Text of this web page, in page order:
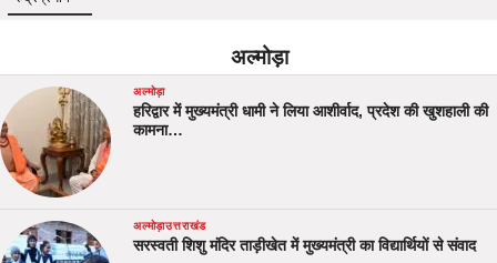
अल्मोड़ा
अल्मोड़ा
हरिद्वार में मुख्यमंत्री धामी ने लिया आशीर्वाद, प्रदेश की खुशहाली की
कामना…
अल्मोड़ाउत्तराखंड
सरस्वती शिशु मंदिर ताड़ीखेत में मुख्यमंत्री का विद्यार्थियों से संवाद